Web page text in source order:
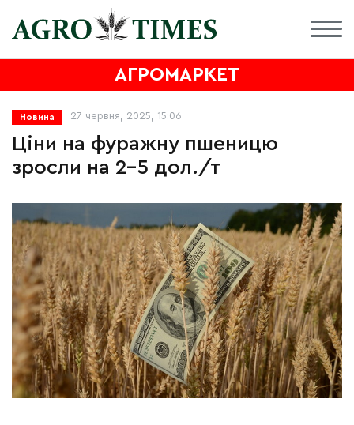
АГРОМАРКЕТ
Новина 27 червня, 2025, 15:06
Ціни на фуражну пшеницю
зросли на 2-5 дол./т